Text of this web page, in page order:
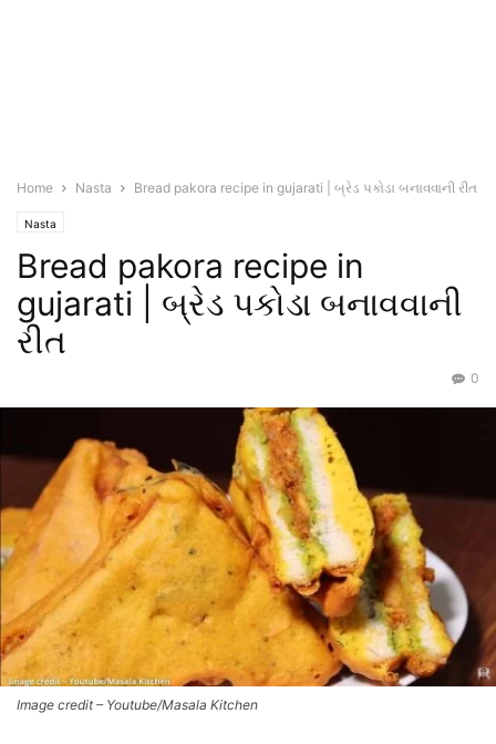
Home Nasta Bread pakora recipe in gujarati | બ્રેડ પકોડા બનાવવાની રીત
Nasta
Bread pakora recipe in
gujarati | બ્રેડ પકોડા બનાવવાની
રીત
0
Image credit – Youtube/Masala Kitchen